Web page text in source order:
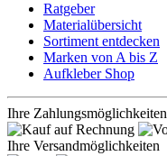
Ratgeber
Materialübersicht
Sortiment entdecken
Marken von A bis Z
Aufkleber Shop
Ihre Zahlungsmöglichkeiten
Ihre Versandmöglichkeiten